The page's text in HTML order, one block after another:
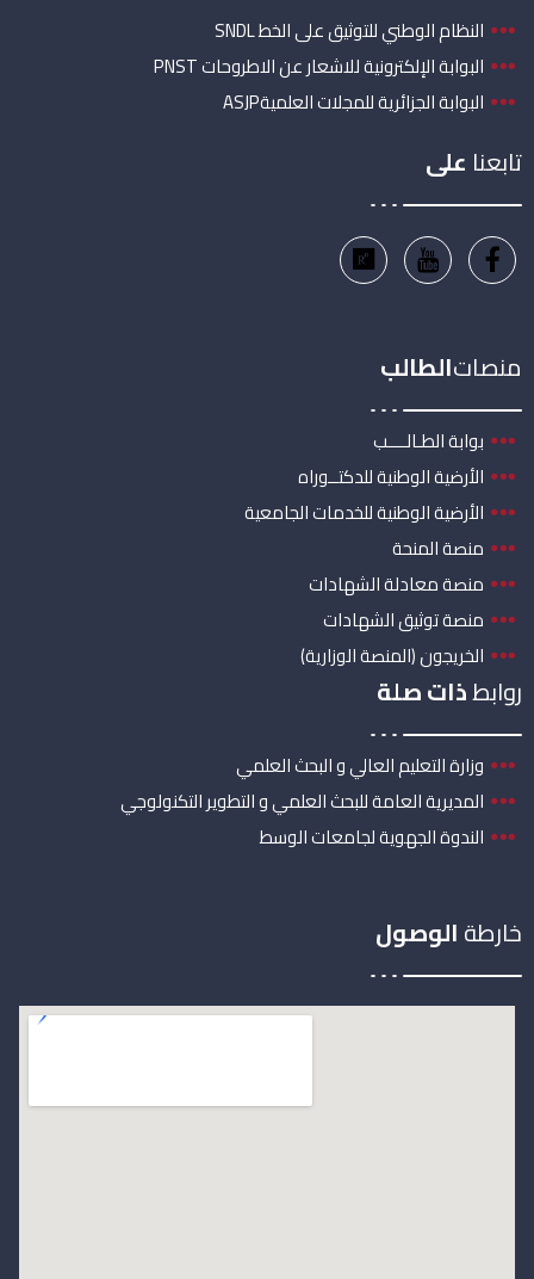
النظام الوطني للتوثيق على الخط SNDL
البوابة الإلكترونية للاشعار عن الاطروحات PNST
البوابة الجزائرية للمجلات العلميةASJP
تابعنا على
منصاتالطالب
بوابة الطـالــــب
الأرضية الوطنية للدكتــوراه
الأرضية الوطنية للخدمات الجامعية
منصة المنحة
منصة معادلة الشهادات
منصة توثيق الشهادات
الخريجون (المنصة الوزارية)
روابطذات صلة
وزارة التعليم العالي و البحث العلمي
المديرية العامة للبحث العلمي و التطوير التكنولوجي
الندوة الجهوية لجامعات الوسط
خارطةالوصول